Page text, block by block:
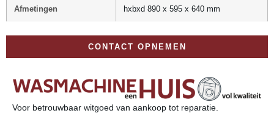
Afmetingen hxbxd 890 x 595 x 640 mm
CONTACT OPNEMEN
Voor betrouwbaar witgoed van aankoop tot reparatie.